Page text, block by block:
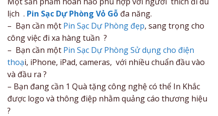
lịch . Pin Sạc Dự Phòng Vỏ Gỗ đa năng.
– Bạn cần một Pin Sạc Dự Phòng đẹp, sang trọng cho
công việc đi xa hàng tuần ?
– Bạn cần một Pin Sạc Dự Phòng Sử dụng cho điện
thoại, iPhone, iPad, cameras, với nhiều chuẩn đầu vào
và đầu ra ?
– Bạn đang cần 1 Quà tặng công nghệ có thể In Khắc
được logo và thông điệp nhằm quảng cáo thương hiệu
?